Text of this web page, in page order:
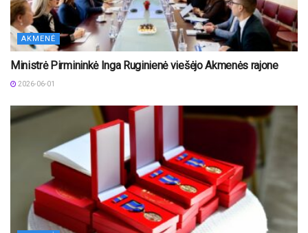
AKMENĖ
Ministrė Pirmininkė Inga Ruginienė viešėjo Akmenės rajone
2026-06-01